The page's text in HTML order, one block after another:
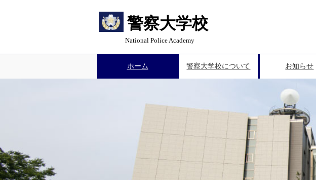
警察大学校
National Police Academy
ホーム 警察大学校について お知らせ